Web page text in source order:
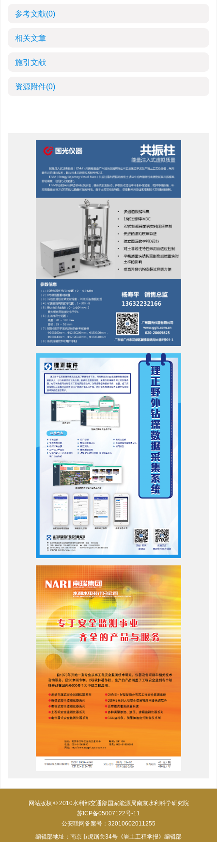
参考文献(0)
相关文章
施引文献
资源附件(0)
网站版权 © 2010水利部交通部国家能源局南京水利科学研究院
苏ICP备05007122号-11
公安联网备案号：32010602011255
编辑部地址：南京市虎踞关34号《岩土工程学报》编辑部